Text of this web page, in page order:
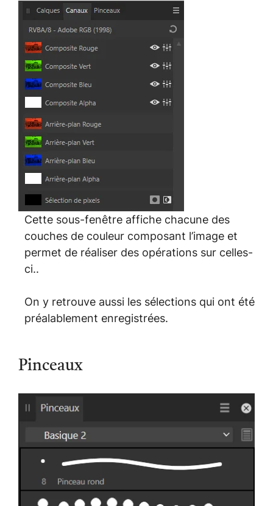
Cette sous-fenêtre affiche chacune des
couches de couleur composant l’image et
permet de réaliser des opérations sur celles-
ci..
On y retrouve aussi les sélections qui ont été
préalablement enregistrées.
Pinceaux